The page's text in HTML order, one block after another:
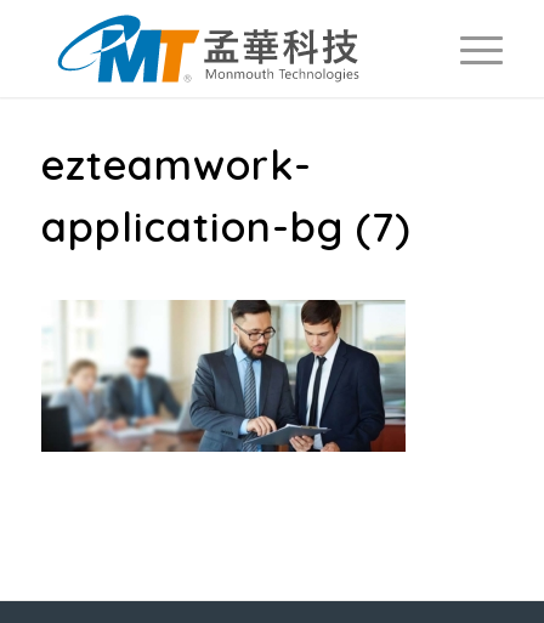
ezteamwork-
application-bg (7)